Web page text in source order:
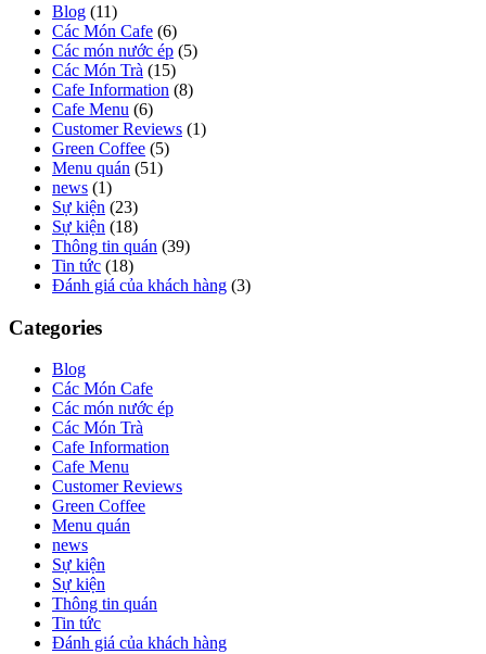
Blog (11)
Các Món Cafe (6)
Các món nước ép (5)
Các Món Trà (15)
Cafe Information (8)
Cafe Menu (6)
Customer Reviews (1)
Green Coffee (5)
Menu quán (51)
news (1)
Sự kiện (23)
Sự kiện (18)
Thông tin quán (39)
Tin tức (18)
Đánh giá của khách hàng (3)
Categories
Blog
Các Món Cafe
Các món nước ép
Các Món Trà
Cafe Information
Cafe Menu
Customer Reviews
Green Coffee
Menu quán
news
Sự kiện
Sự kiện
Thông tin quán
Tin tức
Đánh giá của khách hàng